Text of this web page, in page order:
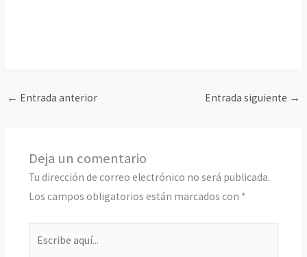
← Entrada anterior Entrada siguiente →
Deja un comentario
Tu dirección de correo electrónico no será publicada.
Los campos obligatorios están marcados con *